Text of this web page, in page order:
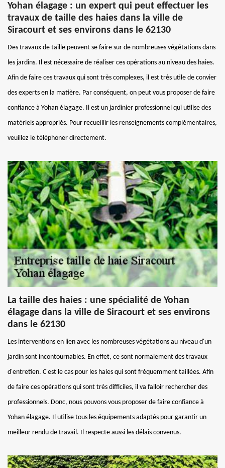
Yohan élagage : un expert qui peut effectuer les
travaux de taille des haies dans la ville de
Siracourt et ses environs dans le 62130
Des travaux de taille peuvent se faire sur de nombreuses végétations dans
les jardins. Il est nécessaire de réaliser ces opérations au niveau des haies.
Afin de faire ces travaux qui sont très complexes, il est très utile de convier
des experts en la matière. Par conséquent, on peut vous proposer de faire
confiance à Yohan élagage. Il est un jardinier professionnel qui utilise des
matériels appropriés. Pour recueillir les renseignements complémentaires,
veuillez le téléphoner directement.
La taille des haies : une spécialité de Yohan
élagage dans la ville de Siracourt et ses environs
dans le 62130
Les interventions en lien avec les nombreuses végétations au niveau d'un
jardin sont incontournables. En effet, ce sont normalement des travaux
d'entretien. C'est le cas pour les haies qui sont fréquemment taillées. Afin
de faire ces opérations qui sont très difficiles, il va falloir rechercher des
professionnels. Donc, nous pouvons vous proposer de faire confiance à
Yohan élagage. Il utilise tous les équipements adaptés pour garantir un
meilleur rendu de travail. Il respecte aussi les délais convenus.